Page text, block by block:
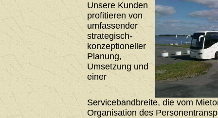
Unsere Kunden
profitieren von
umfassender
strategisch-
konzeptioneller
Planung,
Umsetzung und
einer
Servicebandbreite, die vom
Organisation des